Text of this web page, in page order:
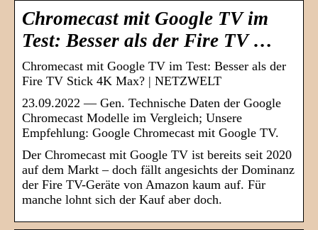
Chromecast mit Google TV im
Test: Besser als der Fire TV …
Chromecast mit Google TV im Test: Besser als der
Fire TV Stick 4K Max? | NETZWELT
23.09.2022 — Gen. Technische Daten der Google
Chromecast Modelle im Vergleich; Unsere
Empfehlung: Google Chromecast mit Google TV.
Der Chromecast mit Google TV ist bereits seit 2020
auf dem Markt – doch fällt angesichts der Dominanz
der Fire TV-Geräte von Amazon kaum auf. Für
manche lohnt sich der Kauf aber doch.